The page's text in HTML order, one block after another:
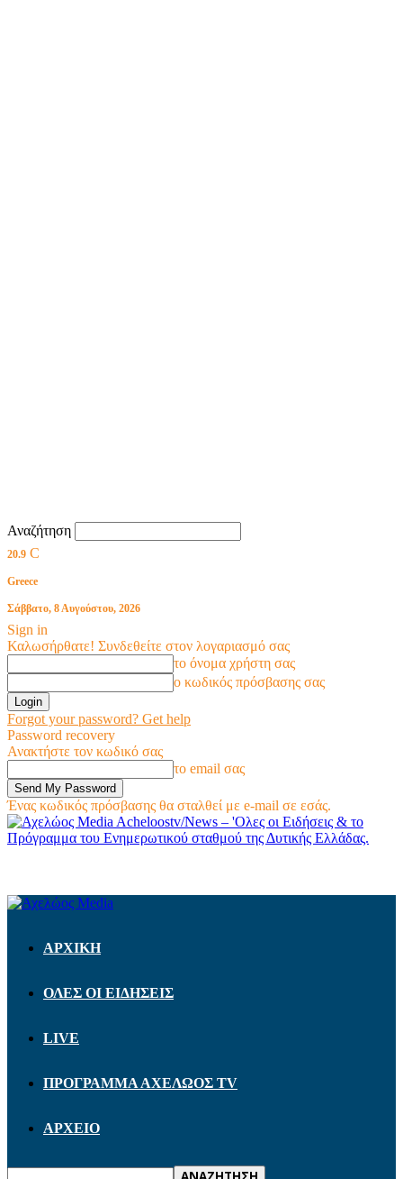
Αναζήτηση
20.9 C
Greece
Σάββατο, 8 Αυγούστου, 2026
Sign in
Καλωσήρθατε! Συνδεθείτε στον λογαριασμό σας
το όνομα χρήστη σας
ο κωδικός πρόσβασης σας
Forgot your password? Get help
Password recovery
Ανακτήστε τον κωδικό σας
το email σας
Ένας κωδικός πρόσβασης θα σταλθεί με e-mail σε εσάς.
Acheloostv/News – 'Ολες οι Ειδήσεις & το
Πρόγραμμα του Ενημερωτικού σταθμού της Δυτικής Ελλάδας.
ΑΡΧΙΚΗ
ΟΛΕΣ ΟΙ ΕΙΔΗΣΕΙΣ
LIVE
ΠΡΟΓΡΑΜΜΑ ΑΧΕΛΩΟΣ TV
ΑΡΧΕΙΟ